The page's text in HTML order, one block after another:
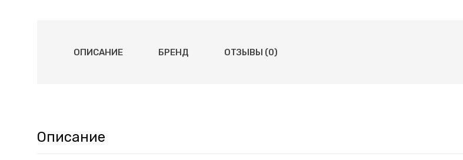
ОПИСАНИЕ БРЕНД ОТЗЫВЫ (0)
Описание